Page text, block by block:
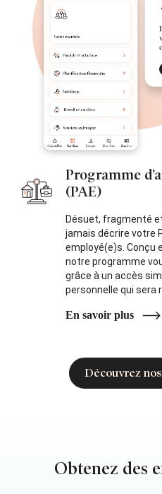
Programme
(PAE)
Désuet, fragmenté
jamais décrire votre
employé(e)s. Conçu
notre programme
grâce à un accès
personnelle qui sera
En savoir plus
Découvrez
Obtenez des